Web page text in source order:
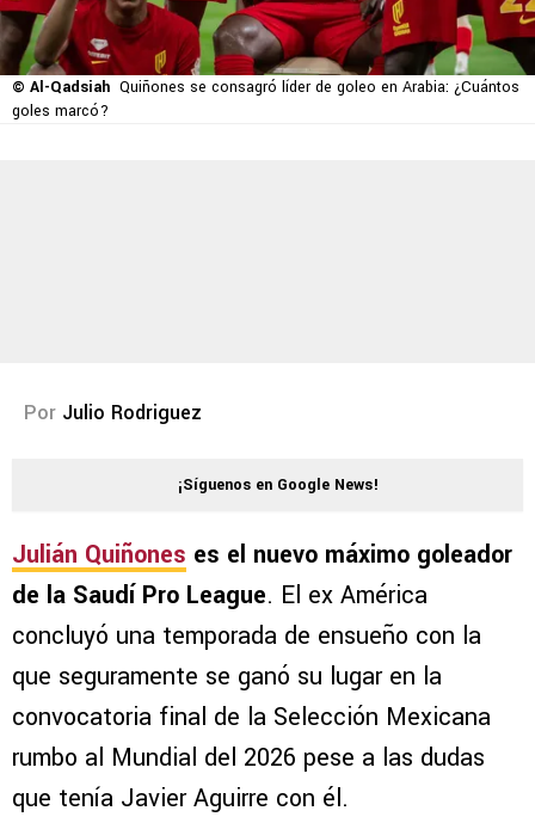
© Al-Qadsiah Quiñones se consagró líder de goleo en Arabia: ¿Cuántos
goles marcó?
Por Julio Rodriguez
¡Síguenos en Google News!
Julián Quiñones es el nuevo máximo goleador
de la Saudí Pro League. El ex América
concluyó una temporada de ensueño con la
que seguramente se ganó su lugar en la
convocatoria final de la Selección Mexicana
rumbo al Mundial del 2026 pese a las dudas
que tenía Javier Aguirre con él.